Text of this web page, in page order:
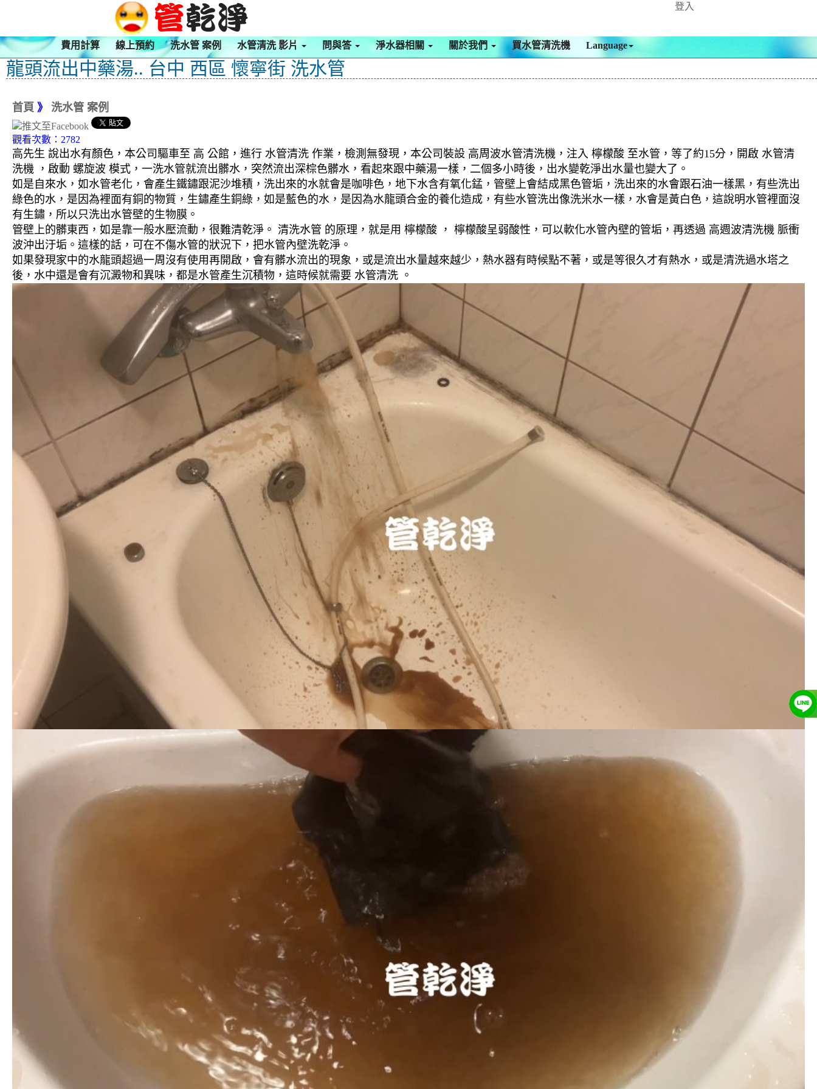
登入
費用計算 線上預約 洗水管 案例 水管清洗 影片 問與答 淨水器相關 關於我們 買水管清洗機 Language
龍頭流出中藥湯.. 台中 西區 懷寧街 洗水管
首頁 》 洗水管 案例
觀看次數：2782
高先生 說出水有顏色，本公司驅車至 高 公館，進行 水管清洗 作業，檢測無發現，本公司裝設 高周波水管清洗機，注入 檸檬酸 至水管，等了約15分，開啟 水管清
洗機 ，啟動 螺旋波 模式，一洗水管就流出髒水，突然流出深棕色髒水，看起來跟中藥湯一樣，二個多小時後，出水變乾淨出水量也變大了。
如是自來水，如水管老化，會產生鐵鏽跟泥沙堆積，洗出來的水就會是咖啡色，地下水含有氧化錳，管壁上會結成黑色管垢，洗出來的水會跟石油一樣黑，有些洗出
綠色的水，是因為裡面有銅的物質，生鏽產生銅綠，如是藍色的水，是因為水龍頭合金的養化造成，有些水管洗出像洗米水一樣，水會是黃白色，這說明水管裡面沒
有生鏽，所以只洗出水管壁的生物膜。
管壁上的髒東西，如是靠一般水壓流動，很難清乾淨。 清洗水管 的原理，就是用 檸檬酸 ， 檸檬酸呈弱酸性，可以軟化水管內壁的管垢，再透過 高週波清洗機 脈衝
波沖出汙垢。這樣的話，可在不傷水管的狀況下，把水管內壁洗乾淨。
如果發現家中的水龍頭超過一周沒有使用再開啟，會有髒水流出的現象，或是流出水量越來越少，熱水器有時候點不著，或是等很久才有熱水，或是清洗過水塔之
後，水中還是會有沉澱物和異味，都是水管產生沉積物，這時候就需要 水管清洗 。